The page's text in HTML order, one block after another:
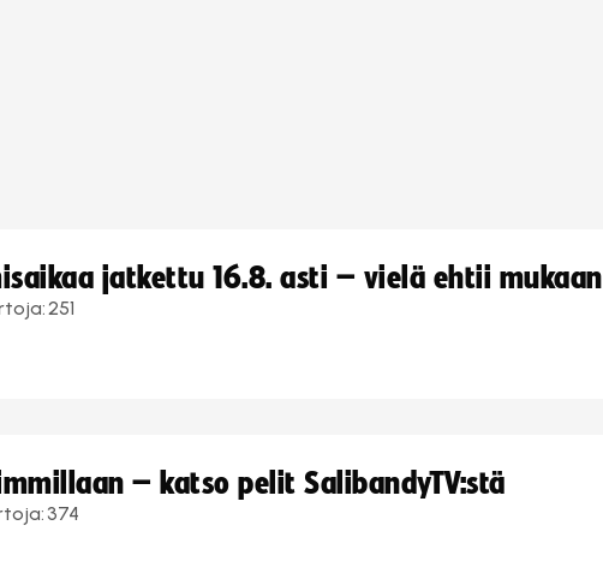
jatkettu 16.8. asti – vielä ehtii mukaan
251
– katso pelit SalibandyTV:stä
374